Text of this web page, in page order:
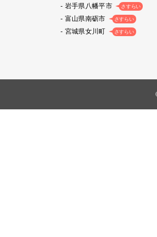
岩手県八幡平市 さすらい
富山県南砺市 さすらい
宮城県女川町 さすらい